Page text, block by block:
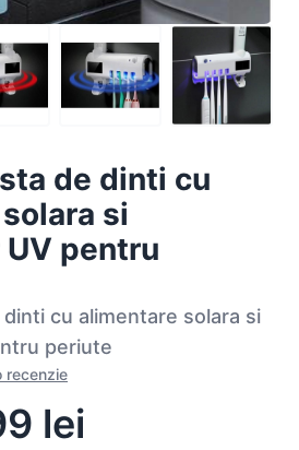
de dinti cu
si
pentru
cu alimentare solara si
periute
recenzie
lei